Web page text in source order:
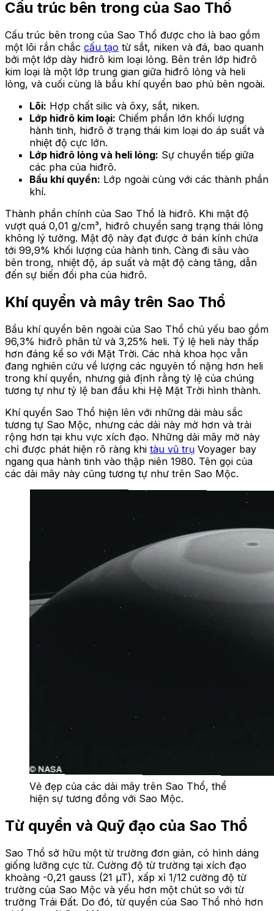
Cấu trúc bên trong của Sao Thổ
Cấu trúc bên trong của Sao Thổ được cho là bao gồm
một lõi rắn chắc cấu tạo từ sắt, niken và đá, bao quanh
bởi một lớp dày hiđrô kim loại lỏng. Bên trên lớp hiđrô
kim loại là một lớp trung gian giữa hiđrô lỏng và heli
lỏng, và cuối cùng là bầu khí quyển bao phủ bên ngoài.
Lõi: Hợp chất silic và ôxy, sắt, niken.
Lớp hiđrô kim loại: Chiếm phần lớn khối lượng
hành tinh, hiđrô ở trạng thái kim loại do áp suất và
nhiệt độ cực lớn.
Lớp hiđrô lỏng và heli lỏng: Sự chuyển tiếp giữa
các pha của hiđrô.
Bầu khí quyển: Lớp ngoài cùng với các thành phần
khí.
Thành phần chính của Sao Thổ là hiđrô. Khi mật độ
vượt quá 0,01 g/cm³, hiđrô chuyển sang trạng thái lỏng
không lý tưởng. Mật độ này đạt được ở bán kính chứa
tới 99,9% khối lượng của hành tinh. Càng đi sâu vào
bên trong, nhiệt độ, áp suất và mật độ càng tăng, dẫn
đến sự biến đổi pha của hiđrô.
Khí quyển và mây trên Sao Thổ
Bầu khí quyển bên ngoài của Sao Thổ chủ yếu bao gồm
96,3% hiđrô phân tử và 3,25% heli. Tỷ lệ heli này thấp
hơn đáng kể so với Mặt Trời. Các nhà khoa học vẫn
đang nghiên cứu về lượng các nguyên tố nặng hơn heli
trong khí quyển, nhưng giả định rằng tỷ lệ của chúng
tương tự như tỷ lệ ban đầu khi Hệ Mặt Trời hình thành.
Khí quyển Sao Thổ hiện lên với những dải màu sắc
tương tự Sao Mộc, nhưng các dải này mờ hơn và trải
rộng hơn tại khu vực xích đạo. Những dải mây mờ này
chỉ được phát hiện rõ ràng khi tàu vũ trụ Voyager bay
ngang qua hành tinh vào thập niên 1980. Tên gọi của
các dải mây này cũng tương tự như trên Sao Mộc.
Vẻ đẹp của các dải mây trên Sao Thổ, thể
hiện sự tương đồng với Sao Mộc.
Từ quyển và Quỹ đạo của Sao Thổ
Sao Thổ sở hữu một từ trường đơn giản, có hình dáng
giống lưỡng cực từ. Cường độ từ trường tại xích đạo
khoảng -0,21 gauss (21 µT), xấp xỉ 1/12 cường độ từ
trường của Sao Mộc và yếu hơn một chút so với từ
trường Trái Đất. Do đó, từ quyển của Sao Thổ nhỏ hơn